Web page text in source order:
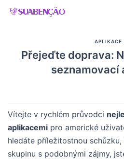
Skip
APLIKACE
Přejeďte doprava:
seznamovací
Vítejte v rychlém průvodci
aplikacemi pro americké
hledáte příležitostnou
skupinu s podobnými zájmy,